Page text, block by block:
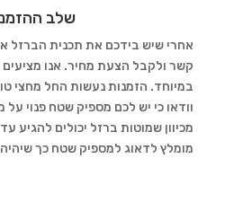
שלב
אחרי שיש בידכם את תכנית הברזל
קשר ולקבל הצעת מחיר. אנו
במיוחד. הזמנות נעשות החל מחצי
וודאו כי יש לכם מספיק שטח פנוי
מומלץ לדאוג למספיק שטח כך